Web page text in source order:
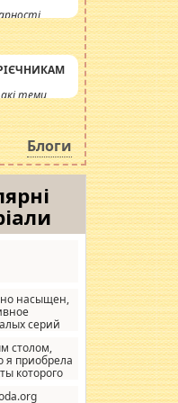
теми,
питання.
Блоги
насыщен,
серий
в MebelOk,
порядке,
а это не
столом,
я приобрела
которого